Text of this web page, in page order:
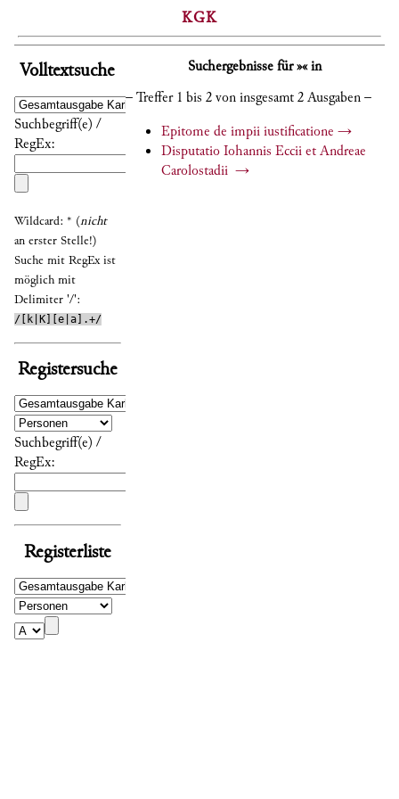
KGK
Volltextsuche
Suchbegriff(e) /
RegEx:
Wildcard: * (nicht
an erster Stelle!)
Suche mit RegEx ist
möglich mit
Delimiter '/':
/[k|K][e|a].+/
Registersuche
Suchbegriff(e) /
RegEx:
Registerliste
Suchergebnisse für »« in
– Treffer 1 bis 2 von insgesamt 2 Ausgaben –
Epitome de impii iustificatione →
Disputatio Iohannis Eccii et Andreae
Carolostadii →